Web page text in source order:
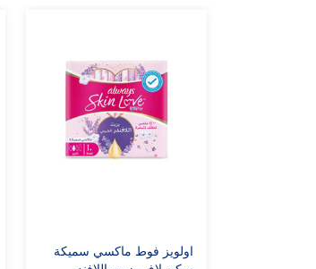
اولويز فوط ماكسي سميكة